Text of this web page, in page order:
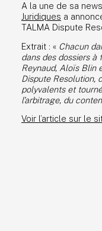
A la une de sa
Juridiques a
TALMA Dispute
Extrait : « Chacun
dans des dossiers à
Reynaud, Aloïs Blin
Dispute Resolution,
polyvalents et
l’arbitrage, du
Voir l’article sur le